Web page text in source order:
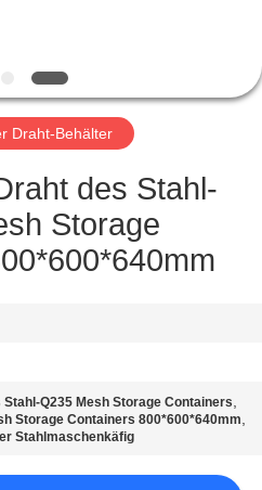
Draht-Behälter
des Stahl-
Storage
Stahl-Q235 Mesh Storage Containers,
Storage Containers 800*600*640mm,
Stahlmaschenkäfig